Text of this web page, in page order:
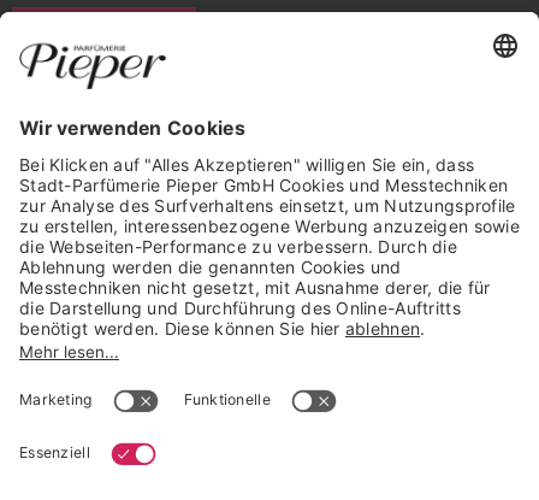
Trusted Shops Mitglied seit 2010
* unverbindliche Preisempfehlung der Verbundgruppe beauty alliance